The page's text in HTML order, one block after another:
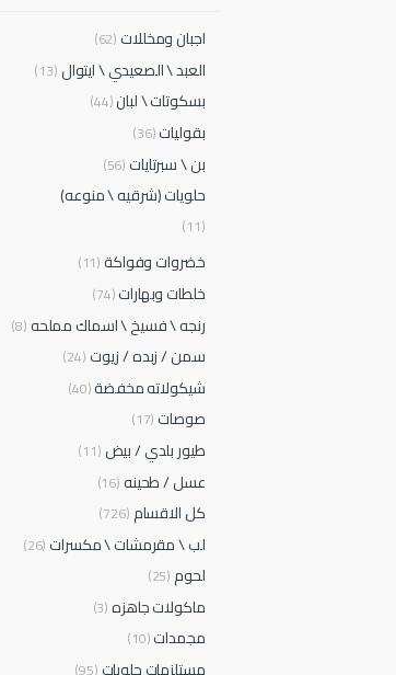
اجبان ومخللات (62)
العبد \ الصعيدي \ ايتوال(13)
بسكوتات \ لبان(44)
بقوليات(36)
بن \ سبرتايات (56)
حلويات (شرقيه \ منوعه)
(11)
خضروات وفواكة(11)
خلطات وبهارات(74)
رنجه \ فسيخ \ اسماك مملحه(8)
سمن / زبده / زيوت (24)
شيكولاته مخفضة(40)
صوصات (17)
طيور بلدي / بيض (11)
عسل / طحينه(16)
كل الاقسام (726)
لب \ مقرمشات \ مكسرات (26)
لحوم (25)
ماكولات جاهزه(3)
مجمدات(10)